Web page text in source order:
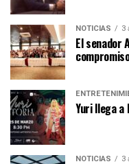
NOTICIAS 3
El senador
Yuri llega a
NOTICIAS 3